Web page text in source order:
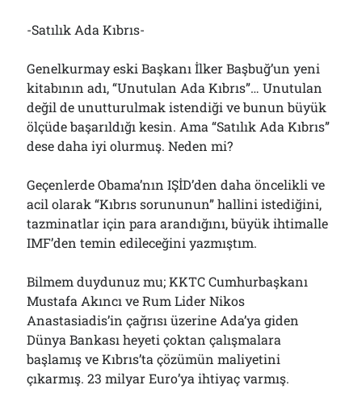
-Satılık Ada Kıbrıs-
Genelkurmay eski Başkanı İlker Başbuğ’un yeni
kitabının adı, “Unutulan Ada Kıbrıs”… Unutulan
değil de unutturulmak istendiği ve bunun büyük
ölçüde başarıldığı kesin. Ama “Satılık Ada Kıbrıs”
dese daha iyi olurmuş. Neden mi?
Geçenlerde Obama’nın IŞİD’den daha öncelikli ve
acil olarak “Kıbrıs sorununun” hallini istediğini,
tazminatlar için para arandığını, büyük ihtimalle
IMF’den temin edileceğini yazmıştım.
Bilmem duydunuz mu; KKTC Cumhurbaşkanı
Mustafa Akıncı ve Rum Lider Nikos
Anastasiadis’in çağrısı üzerine Ada’ya giden
Dünya Bankası heyeti çoktan çalışmalara
başlamış ve Kıbrıs’ta çözümün maliyetini
çıkarmış. 23 milyar Euro’ya ihtiyaç varmış.